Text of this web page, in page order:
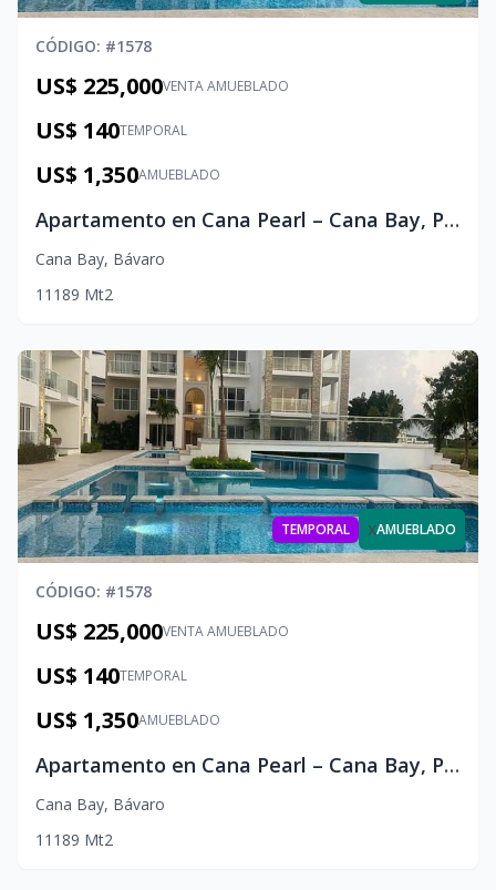
CÓDIGO: #1578
VENTA AMUEBLADO
US$ 225,000
TEMPORAL
US$ 140
AMUEBLADO
US$ 1,350
Apartamento en Cana Pearl – Cana Bay, Punta Cana
Cana Bay, Bávaro
1 1 189 Mt2
TEMPORAL xAMUEBLADO
CÓDIGO: #1578
VENTA AMUEBLADO
US$ 225,000
TEMPORAL
US$ 140
AMUEBLADO
US$ 1,350
Apartamento en Cana Pearl – Cana Bay, Punta Cana
Cana Bay, Bávaro
1 1 189 Mt2